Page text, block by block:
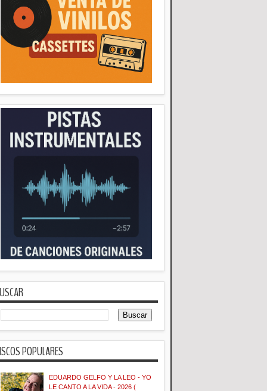
POPULARES
EDUARDO GELFO Y LA LEO - YO
LE CANTO A LA VIDA - 2026 (